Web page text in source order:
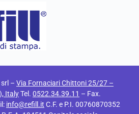
– Via Fornaciari Chittoni 25/27 –
ItalyTel. 0522.34.39.11 – Fax.
info@refill.it C.F. e P.I. 00760870352